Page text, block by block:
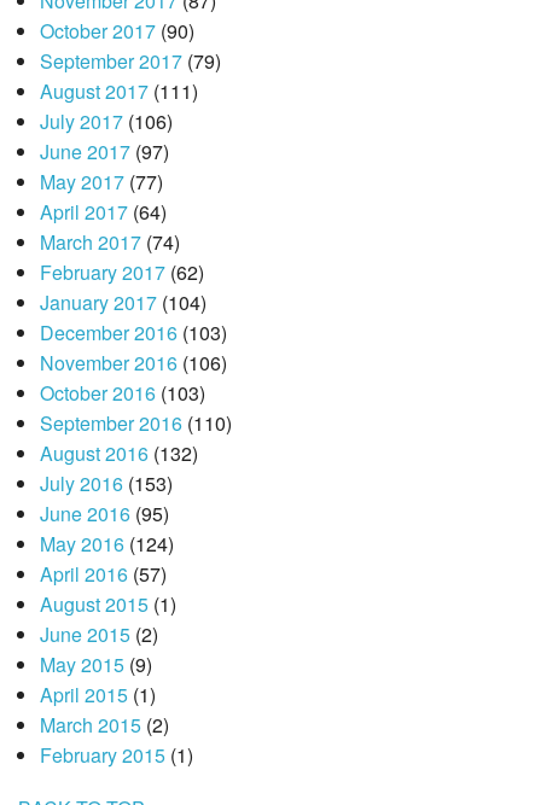
October 2017(90)
September 2017(79)
August 2017(111)
July 2017(106)
June 2017(97)
May 2017(77)
April 2017(64)
March 2017(74)
February 2017(62)
January 2017(104)
December 2016(103)
November 2016(106)
October 2016(103)
September 2016(110)
August 2016(132)
July 2016(153)
June 2016(95)
May 2016(124)
April 2016(57)
August 2015(1)
June 2015(2)
May 2015(9)
April 2015(1)
March 2015(2)
February 2015(1)